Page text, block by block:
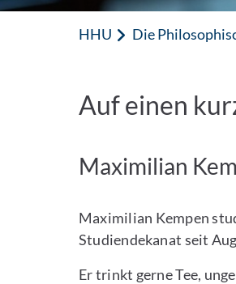
HHU Die
Auf einen
Maximilian
Maximilian Kempen
Studiendekanat seit
Er trinkt gerne Tee,